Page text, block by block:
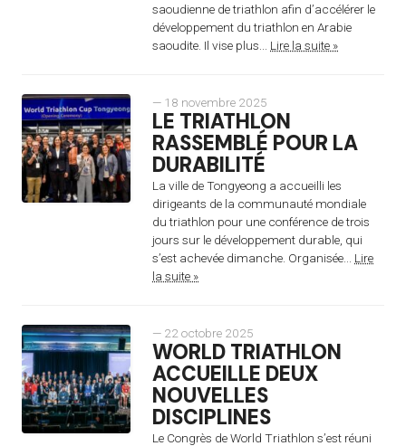
saoudienne de triathlon afin d’accélérer le
développement du triathlon en Arabie
saoudite. Il vise plus... Lire la suite »
— 18 novembre 2025
LE TRIATHLON
RASSEMBLÉ POUR LA
DURABILITÉ
La ville de Tongyeong a accueilli les
dirigeants de la communauté mondiale
du triathlon pour une conférence de trois
jours sur le développement durable, qui
s’est achevée dimanche. Organisée... Lire
la suite »
— 22 octobre 2025
WORLD TRIATHLON
ACCUEILLE DEUX
NOUVELLES
DISCIPLINES
Le Congrès de World Triathlon s’est réuni